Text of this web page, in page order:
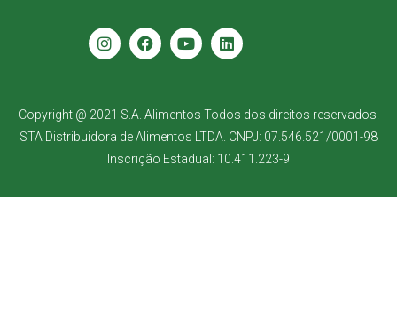
Copyright @ 2021 S.A. Alimentos Todos dos direitos reservados.
STA Distribuidora de Alimentos LTDA. CNPJ: 07.546.521/0001-98
Inscrição Estadual: 10.411.223-9